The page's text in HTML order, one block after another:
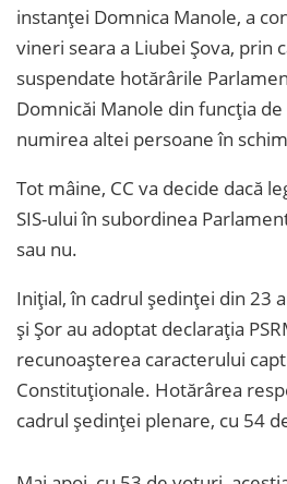
instanței Domnica Manole, a
vineri seara a Liubei Șova, prin
suspendate hotărârile
Domnicăi Manole din funcția
numirea altei persoane în
Tot mâine, CC va decide dacă
SIS-ului în subordinea
sau nu.
Inițial, în cadrul ședinței din 23
și Șor au adoptat declarația
recunoașterea caracterului
Constituționale. Hotărârea
cadrul ședinței plenare, cu 54